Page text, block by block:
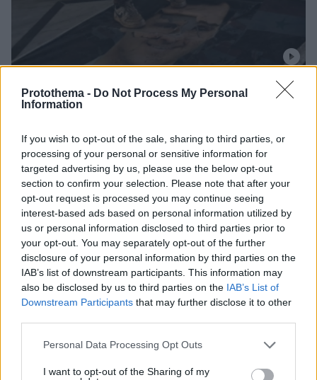
Protothema - Do Not Process My Personal
Information
If you wish to opt-out of the sale, sharing to third parties, or
processing of your personal or sensitive information for
targeted advertising by us, please use the below opt-out
section to confirm your selection. Please note that after your
opt-out request is processed you may continue seeing
interest-based ads based on personal information utilized by
us or personal information disclosed to third parties prior to
your opt-out. You may separately opt-out of the further
disclosure of your personal information by third parties on the
IAB’s list of downstream participants. This information may
also be disclosed by us to third parties on the IAB’s List of
Downstream Participants that may further disclose it to other
Please note that this website/app uses one or more Google
not limited to your visit or usage behaviour. You may click to
Personal Data Processing Opt Outs
I want to opt-out of the Sharing of my
Κέρδη δισεκατομμυρίων για τον Άσαντ από την παραγωγή
Captagon - Βίντεο από τις αποθήκες ναρκωτικών που